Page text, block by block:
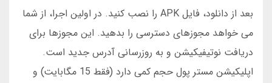
بعد از دانلود، فایل APK را نصب کنید. در اولین اجرا، از شما
می خواهد مجوزهای دسترسی را بدهید. این مجوزها برای
دریافت نوتیفیکیشن و به روزرسانی آدرس جدید است.
اپلیکیشن مستر پول حجم کمی دارد (فقط 15 مگابایت) و